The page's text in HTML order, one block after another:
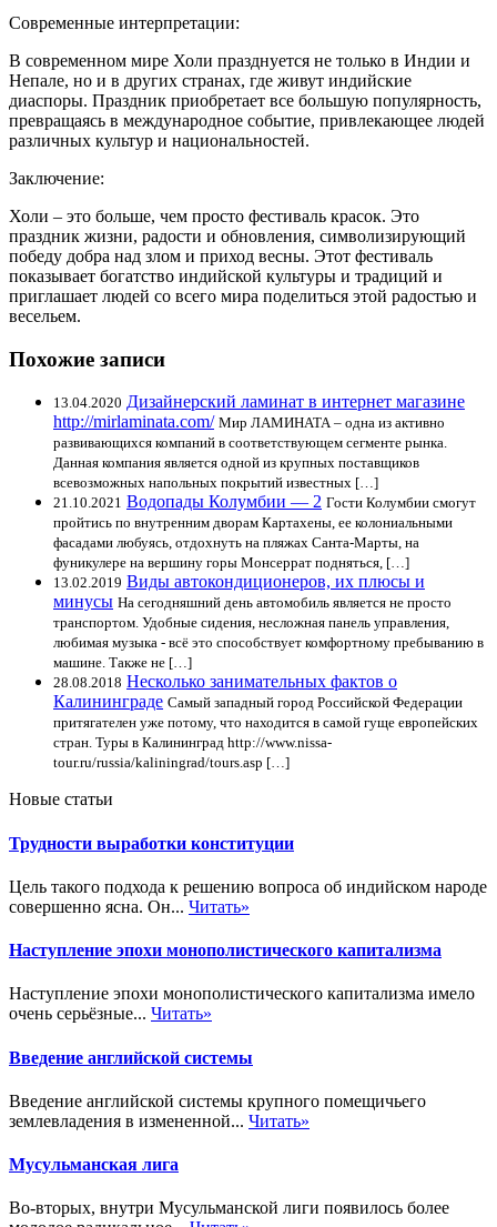
Современные интерпретации:
В современном мире Холи празднуется не только в Индии и
Непале, но и в других странах, где живут индийские
диаспоры. Праздник приобретает все большую популярность,
превращаясь в международное событие, привлекающее людей
различных культур и национальностей.
Заключение:
Холи – это больше, чем просто фестиваль красок. Это
праздник жизни, радости и обновления, символизирующий
победу добра над злом и приход весны. Этот фестиваль
показывает богатство индийской культуры и традиций и
приглашает людей со всего мира поделиться этой радостью и
весельем.
Похожие записи
13.04.2020 Дизайнерский ламинат в интернет магазине
http://mirlaminata.com/ Мир ЛАМИНАТА – одна из активно
развивающихся компаний в соответствующем сегменте рынка.
Данная компания является одной из крупных поставщиков
всевозможных напольных покрытий известных […]
21.10.2021 Водопады Колумбии — 2 Гости Колумбии смогут
пройтись по внутренним дворам Картахены, ее колониальными
фасадами любуясь, отдохнуть на пляжах Санта-Марты, на
фуникулере на вершину горы Монсеррат подняться, […]
13.02.2019 Виды автокондиционеров, их плюсы и
минусы На сегодняшний день автомобиль является не просто
транспортом. Удобные сидения, несложная панель управления,
любимая музыка - всё это способствует комфортному пребыванию в
машине. Также не […]
28.08.2018 Несколько занимательных фактов о
Калининграде Самый западный город Российской Федерации
притягателен уже потому, что находится в самой гуще европейских
стран. Туры в Калининград http://www.nissa-
tour.ru/russia/kaliningrad/tours.asp […]
Новые статьи
Трудности выработки конституции
Цель такого подхода к решению вопроса об индийском народе
совершенно ясна. Он... Читать»
Наступление эпохи монополистического капитализма
Наступление эпохи монополистического капитализма имело
очень серьёзные... Читать»
Введение английской системы
Введение английской системы крупного помещичьего
землевладения в измененной... Читать»
Мусульманская лига
Во-вторых, внутри Мусульманской лиги появилось более